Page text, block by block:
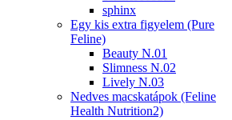
sphinx
Egy kis extra figyelem (Pure
Feline)
Beauty N.01
Slimness N.02
Lively N.03
Nedves macskatápok (Feline
Health Nutrition2)